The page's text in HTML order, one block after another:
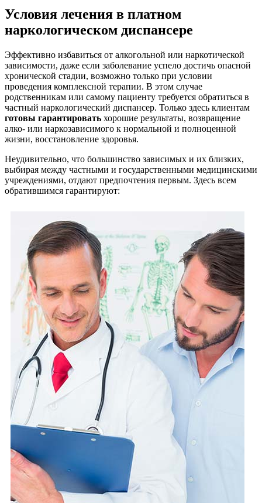
Условия лечения в платном
наркологическом диспансере
Эффективно избавиться от алкогольной или наркотической
зависимости, даже если заболевание успело достичь опасной
хронической стадии, возможно только при условии
проведения комплексной терапии. В этом случае
родственникам или самому пациенту требуется обратиться в
частный наркологический диспансер. Только здесь клиентам
готовы гарантировать хорошие результаты, возвращение
алко- или наркозависимого к нормальной и полноценной
жизни, восстановление здоровья.
Неудивительно, что большинство зависимых и их близких,
выбирая между частными и государственными медицинскими
учреждениями, отдают предпочтения первым. Здесь всем
обратившимся гарантируют: